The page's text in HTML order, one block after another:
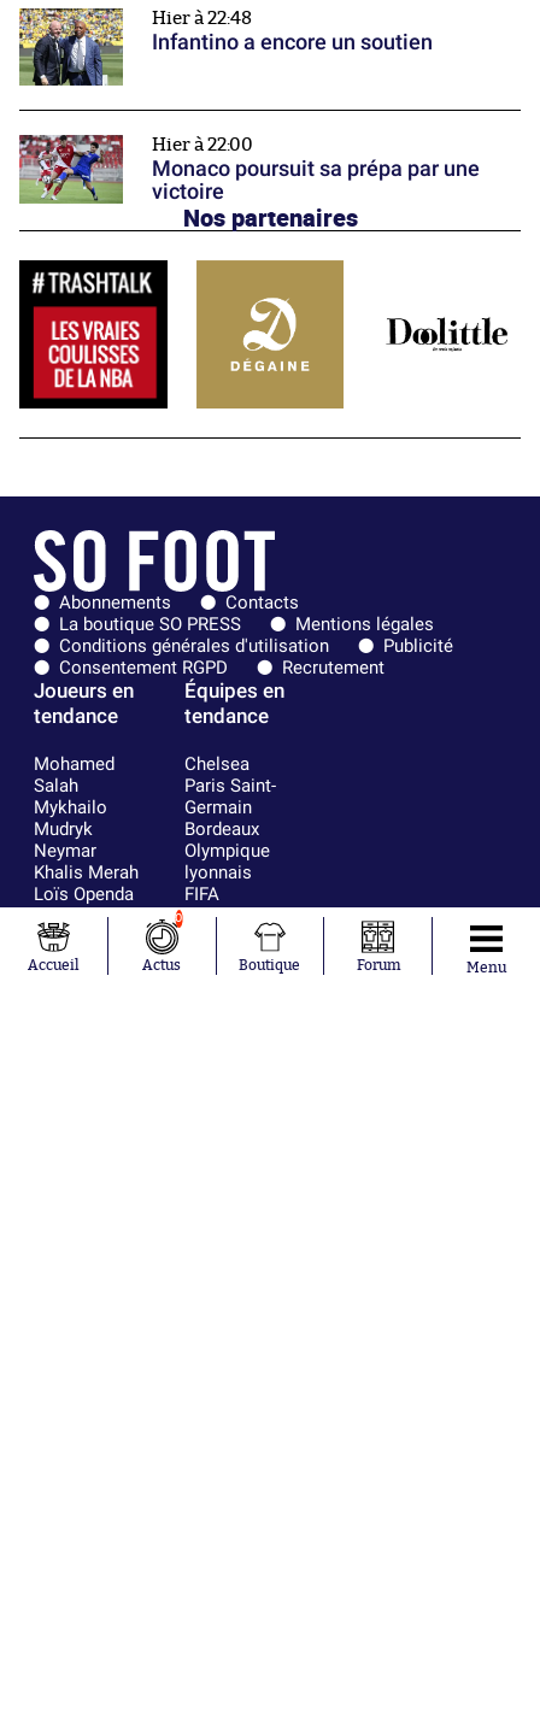
Hier à 22:48
Infantino a encore un soutien
Hier à 22:00
Monaco poursuit sa prépa par une
victoire
Nos partenaires
Abonnements
Contacts
La boutique SO PRESS
Mentions légales
Conditions générales d'utilisation
Publicité
Consentement RGPD
Recrutement
Joueurs en
tendance
Mohamed
Salah
Mykhailo
Mudryk
Neymar
Khalis Merah
Loïs Openda
Niakhaté
Nicolás
Tagliafico
Équipes en
tendance
Chelsea
Paris Saint-
Germain
Bordeaux
Olympique
lyonnais
FIFA
Real Madrid
RC Strasbourg
AC Milan
France
Accueil
0
Actus Boutique Forum Menu